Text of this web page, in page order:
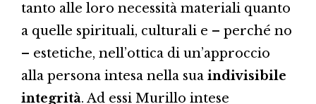
tanto alle loro necessità materiali quanto
a quelle spirituali, culturali e – perché no
– estetiche, nell’ottica di un’approccio
alla persona intesa nella sua indivisibile
integrità. Ad essi Murillo intese